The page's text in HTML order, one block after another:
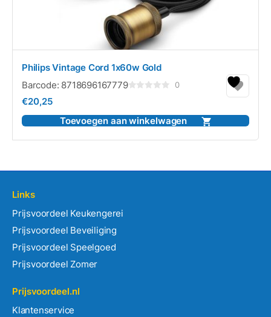
Philips Vintage Cord 1x60w Gold
Barcode: 8718696167779
5
0
€20,25
Toevoegen aan winkelwagen
Links
Prijsvoordeel Keukengerei
Prijsvoordeel Beveiliging
Prijsvoordeel Speelgoed
Prijsvoordeel Zomer
Prijsvoordeel.nl
Klantenservice